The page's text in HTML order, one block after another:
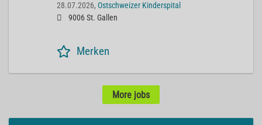
28.07.2026, Ostschweizer Kinderspital
9006 St. Gallen
Merken
More jobs